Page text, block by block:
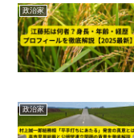
政治家
政治家